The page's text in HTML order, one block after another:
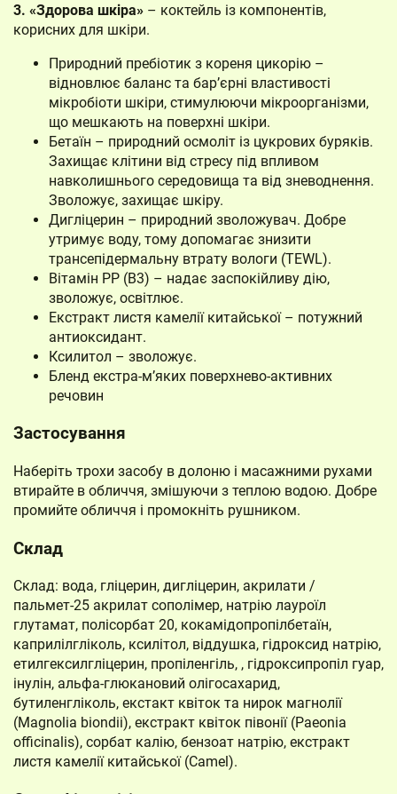
3. «Здорова шкіра» – коктейль із компонентів,
корисних для шкіри.
Природний пребіотик з кореня цикорію –
відновлює баланс та бар’єрні властивості
мікробіоти шкіри, стимулюючи мікроорганізми,
що мешкають на поверхні шкіри.
Бетаїн – природний осмоліт із цукрових буряків.
Захищає клітини від стресу під впливом
навколишнього середовища та від зневоднення.
Зволожує, захищає шкіру.
Дигліцерин – природний зволожувач. Добре
утримує воду, тому допомагає знизити
трансепідермальну втрату вологи (TEWL).
Вітамін PP (B3) – надає заспокійливу дію,
зволожує, освітлює.
Екстракт листя камелії китайської – потужний
антиоксидант.
Ксилитол – зволожує.
Бленд екстра-м’яких поверхнево-активних
речовин
Застосування
Наберіть трохи засобу в долоню і масажними рухами
втирайте в обличчя, змішуючи з теплою водою. Добре
промийте обличчя і промокніть рушником.
Склад
Склад: вода, гліцерин, дигліцерин, акрилати /
пальмет-25 акрилат сополімер, натрію лауроїл
глутамат, полісорбат 20, кокамідопропілбетаїн,
каприлілгліколь, ксилітол, віддушка, гідроксид натрію,
етилгексилгліцерин, пропіленгіль, , гідроксипропіл гуар,
інулін, альфа-глюкановий олігосахарид,
бутиленгліколь, екстакт квіток та нирок магнолії
(Magnolia biondii), екстракт квіток півонії (Paeonia
officinalis), сорбат калію, бензоат натрію, екстракт
листя камелії китайської (Camel).